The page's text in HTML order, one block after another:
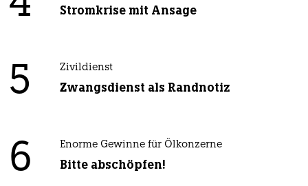
Stromkrise mit Ansage
5 Zivildienst
Zwangsdienst als Randnotiz
6 Enorme Gewinne für Ölkonzerne
Bitte abschöpfen!